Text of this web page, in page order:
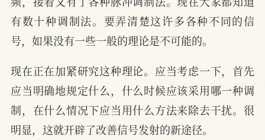
有数十种调制法。要弄清楚这许多各种不同的信
号，如果没有一些一般的理论是不可能的。
现在正在加紧研究这种理论。应当考虑一下，首先
应当明确地规定什么，什么时候应该采用哪一种调
制，在什么情况下应当用什么方法来除去干扰。很
明显，这就开辟了改善信号发射的新途径。